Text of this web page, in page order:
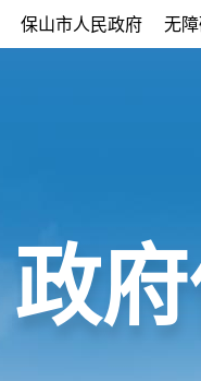
保山市人民政府 无
政